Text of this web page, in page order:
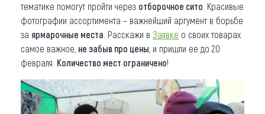
тематике помогут пройти через отборочное сито . Красивые
фотографии ассортимента – важнейший аргумент в борьбе
за ярмарочные места . Расскажи в Заявке о своих товарах
самое важное, не забыв про цены , и пришли ее до 20
февраля. Количество мест ограничено!